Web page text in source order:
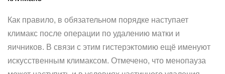
Как правило, в обязательном порядке наступает
климакс после операции по удалению матки и
яичников. В связи с этим гистерэктомию ещё именуют
искусственным климаксом. Отмечено, что менопауза